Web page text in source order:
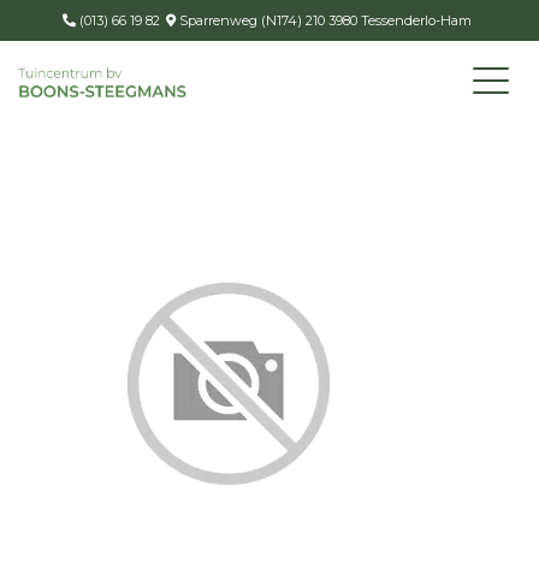
(013) 66 19 82 Sparrenweg (N174) 210 3980 Tessenderlo-Ham